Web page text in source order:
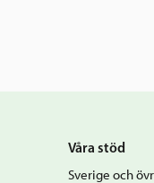
Våra stöd
Sverige och